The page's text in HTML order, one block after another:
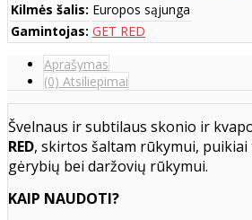
Kilmės šalis: Europos sąjunga
Gamintojas: GET RED
Aprašymas
(0) Atsiliepimai
Švelnaus ir subtilaus skonio ir
RED, skirtos šaltam rūkymui,
gėrybių bei daržovių rūkymui.
KAIP NAUDOTI?